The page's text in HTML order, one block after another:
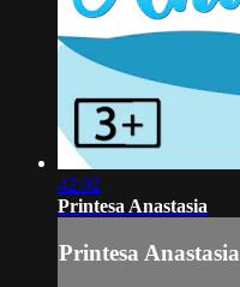
42:02
Printesa Anastasia
Printesa Anastasia